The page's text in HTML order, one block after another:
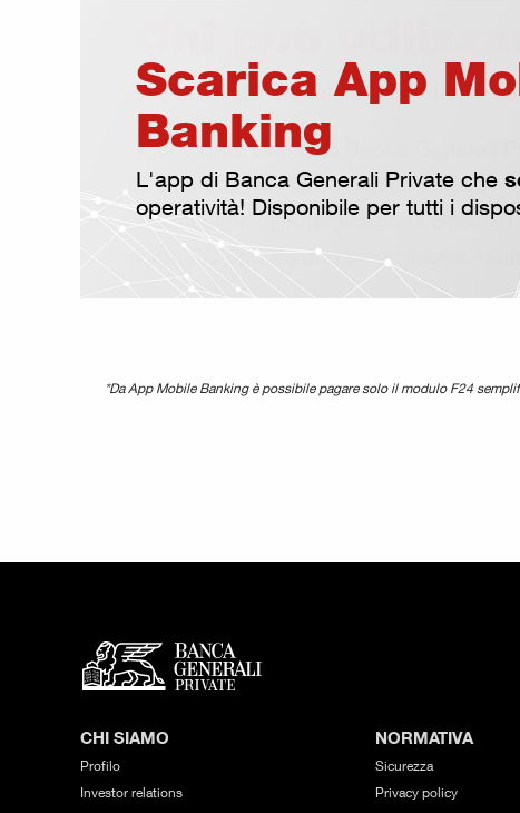
Scarica App
Banking
L'app di Banca Generali Private che
operatività! Disponibile per tutti i
*Da App Mobile Banking è possibile pagare solo il modulo F24
CHI SIAMO
Profilo
Investor relations
NORMATIVA
Sicurezza
Privacy policy